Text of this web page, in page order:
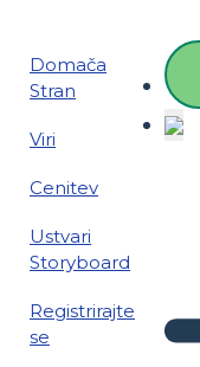
Domača
Stran
Viri
Cenitev
Ustvari
Storyboard
Registrirajte
se